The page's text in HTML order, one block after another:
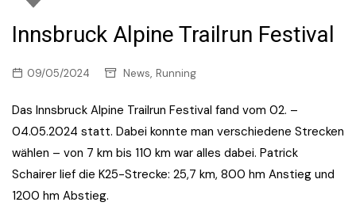
Innsbruck Alpine Trailrun Festival
09/05/2024 News, Running
Das Innsbruck Alpine Trailrun Festival fand vom 02. –
04.05.2024 statt. Dabei konnte man verschiedene Strecken
wählen – von 7 km bis 110 km war alles dabei. Patrick
Schairer lief die K25-Strecke: 25,7 km, 800 hm Anstieg und
1200 hm Abstieg.